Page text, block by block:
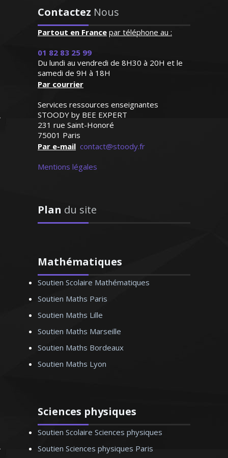
qui est très appréciable. Le
professeur est posé et très
attentif aux besoins de ma
fille qui progresse de façon
Madame C.K (Verneuil sur
Seine, élève en primaire)
technologies, j’ai poursuivi des études
Pédagogue et méthodique, je sais me
montrer à l'écoute des attentes de mes
élèves ou bien les préparer aux examens
Monsieur H. Stéphane – Ingénieur
est ma langue maternelle. J’enseigne
depuis de nombreuses années en France
(écoles privées et traduction) et je donne
des cours particuliers en tenant compte
Contactez Nous
Partout en France par téléphone au :
01 82 83 25 99
Du lundi au vendredi de 8H30 à 20H et le
samedi de 9H à 18H
Par courrier
Services ressources enseignantes
STOODY by BEE EXPERT
231 rue Saint-Honoré
75001 Paris
Par e-mail contact@stoody.fr
Mentions légales
Plan du site
Mathématiques
Soutien Scolaire Mathématiques
Soutien Maths Paris
Soutien Maths Lille
Soutien Maths Marseille
Soutien Maths Bordeaux
Soutien Maths Lyon
Sciences physiques
Soutien Scolaire Sciences physiques
Soutien Sciences physiques Paris